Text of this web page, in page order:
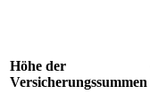
Höhe der
Versicherungssummen